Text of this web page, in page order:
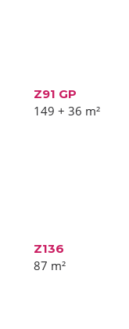
Z91 GP
149 + 36 m²
Z136
87 m²